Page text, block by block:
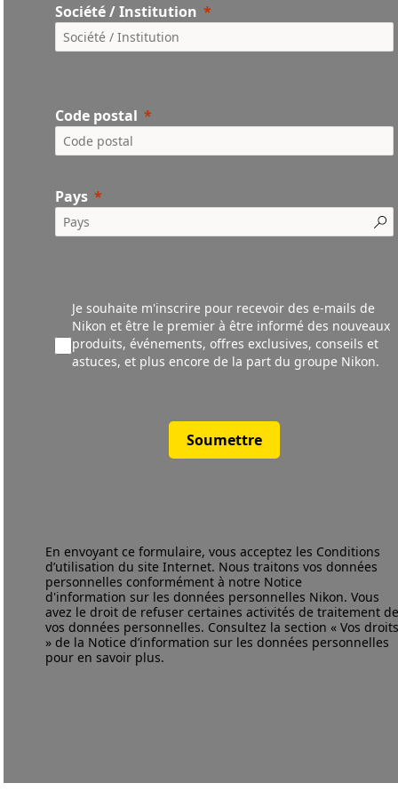
Société / Institution
Code postal
Pays
Je souhaite m'inscrire pour recevoir des e-mails de
Nikon et être le premier à être informé des nouveaux
produits,événements, offres exclusives, conseils et
astuces, et plus encore de la part du groupe Nikon.
Soumettre
En envoyant ce formulaire, vous acceptez les Conditions
d’utilisation du site Internet. Nous traitons vos données
personnelles conformément à notre Notice
d'information sur les données personnelles Nikon. Vous
avez le droit de refuser certaines activités de traitement
vos données personnelles. Consultez la section « Vos
» de la Notice d’information sur les données personnelles
pour en savoir plus.